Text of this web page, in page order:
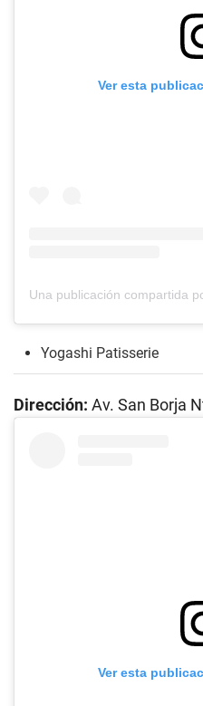
Ver esta
Yogashi Patisserie
Dirección: Av. San Borja
Ver esta